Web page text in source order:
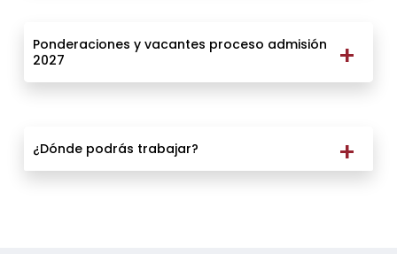
Ponderaciones y vacantes proceso admisión
2027
¿Dónde podrás trabajar?